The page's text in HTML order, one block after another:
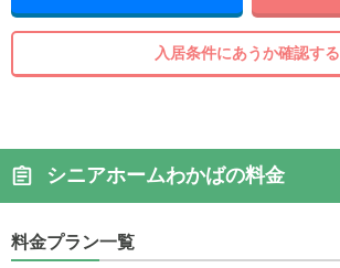
入居条件にあうか確認する
シニアホームわかばの料金
料金プラン一覧